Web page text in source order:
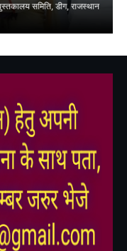
समिति, डीग, राजस्थान